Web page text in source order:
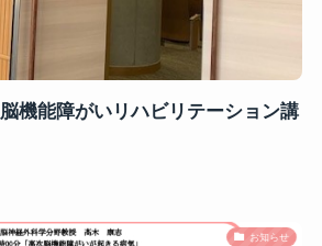
機能障がいリハビリテーション講
お知らせ